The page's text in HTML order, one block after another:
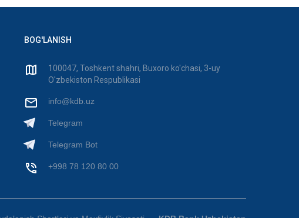
BOG'LANISH
100047, Toshkent shahri, Buxoro ko'chasi, 3-uy
O'zbekiston Respublikasi
info@kdb.uz
Telegram
Telegram Bot
+998 78 120 80 00